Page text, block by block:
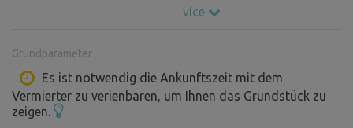
✔ Vier größere Steine, die in den vier Himmelsrichtungen
Heilpyramide mit einem Bett für eine kurze Entspannung -
ein harmonisierender Ort für Ruhe und Regeneration ✔
Gemeinsame Einrichtungen mit Trinkwasser, Strom, einer
voll ausgestatteten Küche (Kühlschrank, Mikrowelle,
více
Grundparameter
Es ist notwendig die Ankunftszeit mit dem
Vermierter zu verienbaren, um Ihnen das Grundstück zu
zeigen.